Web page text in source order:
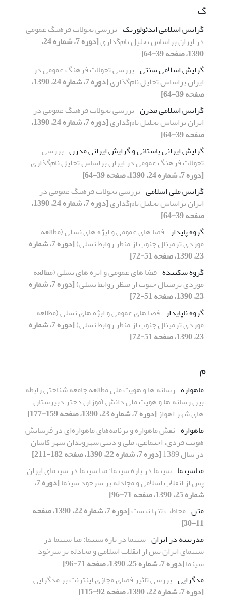
گ
گرایش اسلامی ایدئولوژیک بررسی تحولات فرهنگ عمومی
در ایران براساس تحلیل نام‌گذاری
[دوره 7، شماره 24،
1390، صفحه 39-64]
گرایش اسلامی سنتی بررسی تحولات فرهنگ عمومی در
ایران براساس تحلیل نام‌گذاری
[دوره 7، شماره 24، 1390،
صفحه 39-64]
گرایش اسلامی مدرن بررسی تحولات فرهنگ عمومی در
ایران براساس تحلیل نام‌گذاری
[دوره 7، شماره 24، 1390،
صفحه 39-64]
گرایش ایرانی باستانی و گرایش ایرانی مدرن بررسی
تحولات فرهنگ عمومی در ایران براساس تحلیل نام‌گذاری
[دوره 7، شماره 24، 1390، صفحه 39-64]
گرایش ملی اسلامی بررسی تحولات فرهنگ عمومی در
ایران براساس تحلیل نام‌گذاری
[دوره 7، شماره 24، 1390،
صفحه 39-64]
گروه پایدار فضا های عمومی و ابژه های نسلی (مطالعه
موردی ترمینال جنوب از منظر روابط نسلی)
[دوره 7، شماره
23، 1390، صفحه 51-72]
گروه شکننده فضا های عمومی و ابژه های نسلی (مطالعه
موردی ترمینال جنوب از منظر روابط نسلی)
[دوره 7، شماره
23، 1390، صفحه 51-72]
گروه ناپایدار فضا های عمومی و ابژه های نسلی (مطالعه
موردی ترمینال جنوب از منظر روابط نسلی)
[دوره 7، شماره
23، 1390، صفحه 51-72]
م
ماهواره رسانه ها و هویت ملی مطالعه جامعه شناختی رابطه
بین رسانه ها و هویت ملی دانش آموزان دختر دبیرستان
های شهر اهواز [دوره 7، شماره 23، 1390، صفحه 159-177]
ماهواره نقش ماهواره و برنامه‌های ماهواره‌ای در فرسایش
هویت فردی، اجتماعی، ملی و دینی شهروندان شهر کاشان
در سال 1389
[دوره 7، شماره 22، 1390، صفحه 182-211]
متاسینما سینما در باره سینما: متا سینما در سینمای ایران
پس از انقلاب اسلامی و مجادله بر سرخود سینما
[دوره 7،
شماره 25، 1390، صفحه 71-96]
متن مخاطب تنها نیست
[دوره 7، شماره 22، 1390، صفحه
11-30]
مدرنیته در ایران سینما در باره سینما: متا سینما در
سینمای ایران پس از انقلاب اسلامی و مجادله بر سرخود
سینما[دوره 7، شماره 25، 1390، صفحه 71-96]
مد‌گرایی بررسی تأثیر فضای مجازی اینترنت بر مد‌گرایی
[دوره 7، شماره 22، 1390، صفحه 92-115]